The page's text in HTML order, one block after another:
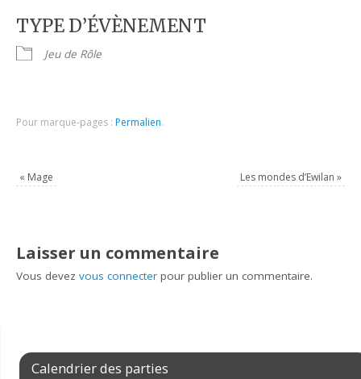
TYPE D’ÉVÈNEMENT
Jeu de Rôle
Pour marque-pages : Permalien.
« Mage Les mondes d’Ewilan »
Laisser un commentaire
Vous devezvous connecter pour publier un commentaire.
Calendrier des parties